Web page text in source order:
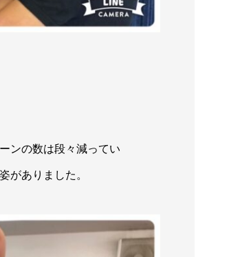
ンの数は段々減ってい
がありました。